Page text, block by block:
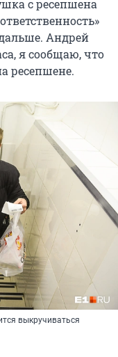
с ресепшена
Андрей
я сообщаю, что
ресепшене.
выкручиваться